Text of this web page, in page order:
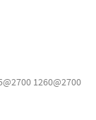
1260@2700